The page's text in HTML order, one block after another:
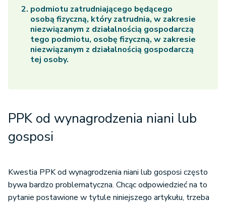
podmiotu zatrudniającego będącego
osobą fizyczną, który zatrudnia, w zakresie
niezwiązanym z działalnością gospodarczą
tego podmiotu, osobę fizyczną, w zakresie
niezwiązanym z działalnością gospodarczą
tej osoby.
PPK od wynagrodzenia niani lub
gosposi
Kwestia PPK od wynagrodzenia niani lub gosposi często
bywa bardzo problematyczna. Chcąc odpowiedzieć na to
pytanie postawione w tytule niniejszego artykułu, trzeba